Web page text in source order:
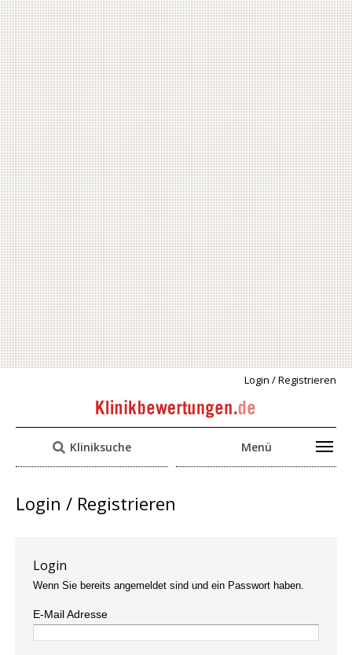
Login / Registrieren
Kliniksuche Menü
Login / Registrieren
Login
Wenn Sie bereits angemeldet sind und ein Passwort haben.
E-Mail Adresse